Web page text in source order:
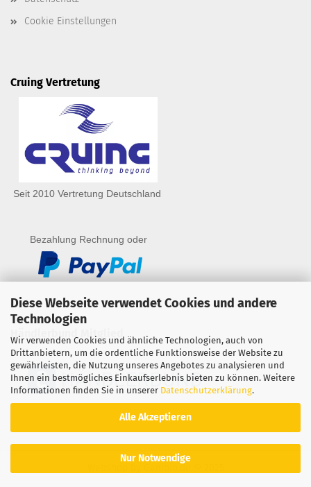
Diese Webseite verwendet Cookies und andere
Technologien
Wir verwenden Cookies und ähnliche Technologien, auch von
Drittanbietern, um die ordentliche Funktionsweise der Website zu
gewährleisten, die Nutzung unseres Angebotes zu analysieren und
Ihnen ein bestmögliches Einkaufserlebnis bieten zu können. Weitere
Informationen finden Sie in unserer Datenschutzerklärung.
Alle Akzeptieren
Nur Notwendige
Cookie Einstellungen
Cruing Vertretung
Seit 2010 Vertretung Deutschland
Bezahlung Rechnung oder
Händlerbund Mitglied